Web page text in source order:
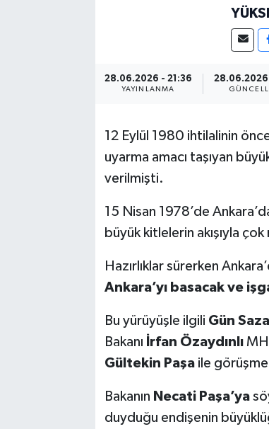
28.06.2026 - 21:36
YAYINLANMA
28.06.2026
12 Eylül 1980 ihtilalinin
uyarma amacı taşıyan
verilmişti.
15 Nisan 1978’de
büyük kitlelerin akışıyla
Hazırlıklar sürerken
Ankara’yı basacak ve
Bu yürüyüşle ilgili Gün
Bakanı İrfan Özaydınlı
Gültekin Paşaile
Bakanın Necati Paşa’ya
duyduğu endişenin